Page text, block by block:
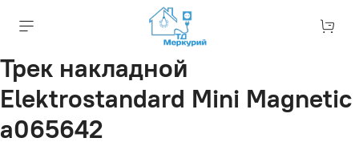
Трек накладной
Elektrostandard Mini Magnetic
a065642